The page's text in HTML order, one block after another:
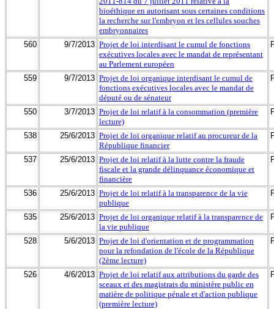
bioéthique en autorisant sous certaines conditions
la recherche sur l'embryon et les cellules souches
embryonnaires
560 9/7/2013 Projet de loi interdisant le cumul de fonctions
exécutives locales avec le mandat de représentant
au Parlement européen
559 9/7/2013 Projet de loi organique interdisant le cumul de
fonctions exécutives locales avec le mandat de
député ou de sénateur
550 3/7/2013 Projet de loi relatif à la consommation (première
lecture)
538 25/6/2013 Projet de loi organique relatif au procureur de la
République financier
537 25/6/2013 Projet de loi relatif à la lutte contre la fraude
fiscale et la grande délinquance économique et
financière
536 25/6/2013 Projet de loi relatif à la transparence de la vie
publique
535 25/6/2013 Projet de loi organique relatif à la transparence de
la vie publique
528 5/6/2013 Projet de loi d'orientation et de programmation
pour la refondation de l'école de la République
(2ème lecture)
526 4/6/2013 Projet de loi relatif aux attributions du garde des
sceaux et des magistrats du ministère public en
matière de politique pénale et d'action publique
(première lecture)